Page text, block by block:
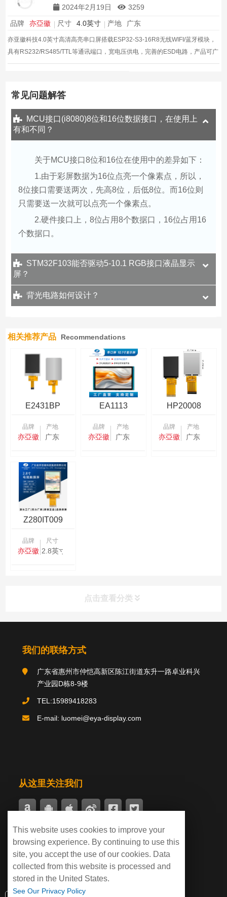
2024年2月19日 3259
品牌 亦亞徽 尺寸 4.0英寸 产地 广东
亦亚徽科技4.0英寸高清高亮串口屏搭载ESP32-S3-16R8无线WIFI/蓝牙模块，
具有RS232/RS485/TTL等通讯端口，宽电压供电，完善的ESD电路，产品可广
泛适用于工业消费医疗,智能家居等领域
常见问题解答
MCU接口(i8080)8位和16位数据接口，在使用上
有和不同？
关于MCU接口8位和16位在使用中的差异如下：
1.由于彩屏数据为16位点亮一个像素点，所以，
8位接口需要送两次，先高8位，后低8位。而16位则
只需要送一次就可以点亮一个像素点。
2.硬件接口上，8位占用8个数据口，16位占用16
个数据口。
STM32F103能否驱动5-10.1 RGB接口液晶显示
屏？
背光电路如何设计？
相关推荐产品 Recommendations
E2431BP
品牌
亦亞徽
产地
广东
EA1113
品牌
亦亞徽
产地
广东
HP20008
品牌
亦亞徽
产地
广东
Z280IT009
品牌
亦亞徽
尺寸
2.8英寸
点击查看分类
分类导航
关于我们
我们的联络方式
广东省惠州市仲恺高新区陈江街道东升一路卓业科兴
产业园D栋8-9楼
TEL:15989418283
E-mail: luomei@eya-display.com
从这里关注我们
付款支持
This website uses cookies to improve your
browsing experience. By continuing to use this
site, you accept the use of our cookies. Data
collected from this website is processed and
stored in the United States.
See Our Privacy Policy